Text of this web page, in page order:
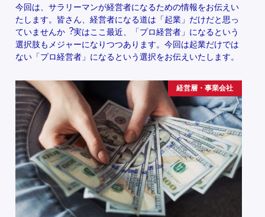
今回は、サラリーマンが経営者になるための情報をお伝えい
たします。皆さん、経営者になる道は「起業」だけだと思っ
ていませんか︖実はここ最近、「プロ経営者」になるという
選択肢もメジャーになりつつあります。今回は起業だけでは
ない「プロ経営者」になるという選択をお伝えいたします。
経営層・事業会社